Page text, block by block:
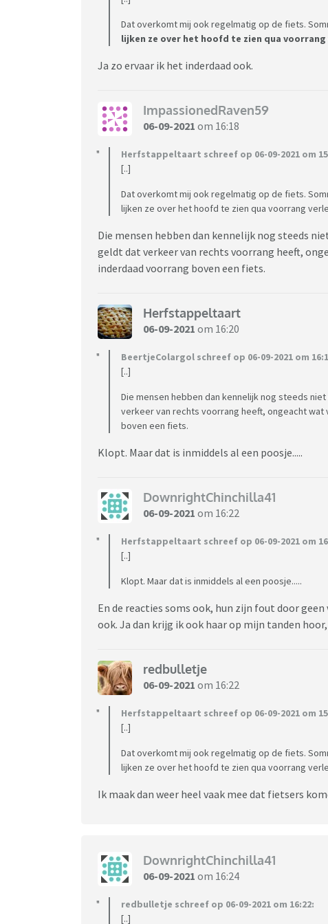
Dat overkomt mij ook regelmatig op de fiets.
lijken ze over het hoofd te zien qua voorrang
Ja zo ervaar ik het inderdaad ook.
ImpassionedRaven59
06-09-2021 om 16:18
Herfstappeltaart schreef op 06-09-2021 om
[..]
Dat overkomt mij ook regelmatig op de fiets.
lijken ze over het hoofd te zien qua voorrang
Die mensen hebben dan kennelijk nog steeds
geldt dat verkeer van rechts voorrang heeft,
inderdaad voorrang boven een fiets.
Herfstappeltaart
06-09-2021 om 16:20
BeertjeColargol schreef op 06-09-2021 om
[..]
Die mensen hebben dan kennelijk nog steeds
verkeer van rechts voorrang heeft, ongeacht
boven een fiets.
Klopt. Maar dat is inmiddels al een poosje.....
DownrightChinchilla41
06-09-2021 om 16:22
Herfstappeltaart schreef op 06-09-2021 om
[..]
Klopt. Maar dat is inmiddels al een poosje.....
En de reacties soms ook, hun zijn fout door
ook. Ja dan krijg ik ook haar op mijn tanden
redbulletje
06-09-2021 om 16:22
Herfstappeltaart schreef op 06-09-2021 om
[..]
Dat overkomt mij ook regelmatig op de fiets.
lijken ze over het hoofd te zien qua voorrang
Ik maak dan weer heel vaak mee dat fietsers
DownrightChinchilla41
06-09-2021 om 16:24
redbulletje schreef op 06-09-2021 om 16:22:
[..]